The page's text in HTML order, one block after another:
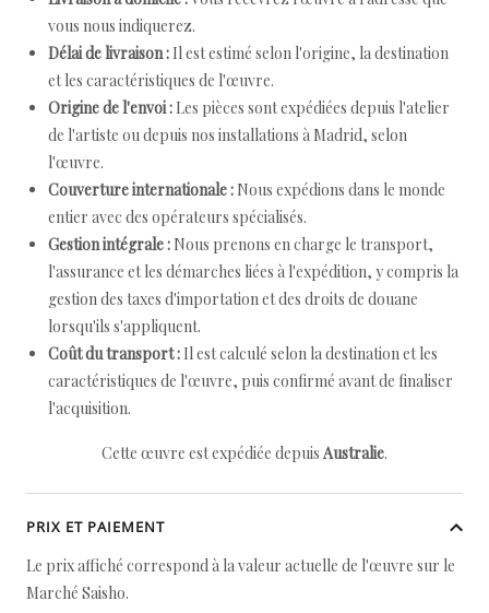
vous nous indiquerez.
Délai de livraison : Il est estimé selon l'origine, la destination
et les caractéristiques de l'œuvre.
Origine de l'envoi : Les pièces sont expédiées depuis l'atelier
de l'artiste ou depuis nos installations à Madrid, selon
l'œuvre.
Couverture internationale : Nous expédions dans le monde
entier avec des opérateurs spécialisés.
Gestion intégrale : Nous prenons en charge le transport,
l'assurance et les démarches liées à l'expédition, y compris la
gestion des taxes d'importation et des droits de douane
lorsqu'ils s'appliquent.
Coût du transport : Il est calculé selon la destination et les
caractéristiques de l'œuvre, puis confirmé avant de finaliser
l'acquisition.
Cette œuvre est expédiée depuis Australie.
PRIX ET PAIEMENT
Le prix affiché correspond à la valeur actuelle de l'œuvre sur le
Marché Saisho.